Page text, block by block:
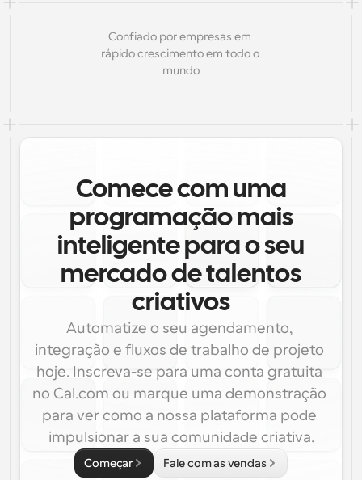
Confiado por empresas em
rápido crescimento em todo o
mundo
Comece com uma
programação mais
inteligente para o seu
mercado de talentos
criativos
Automatize o seu agendamento,
integração e fluxos de trabalho de projeto
hoje. Inscreva-se para uma conta gratuita
no Cal.com ou marque uma demonstração
para ver como a nossa plataforma pode
impulsionar a sua comunidade criativa.
Começar Fale com as vendas